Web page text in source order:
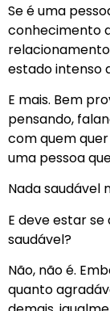
Se é uma
conhecimento
estado intenso
E mais. Bem
pensando,
com quem
uma pessoa
Nada saudável
E deve estar
saudável?
Não, não é.
quanto